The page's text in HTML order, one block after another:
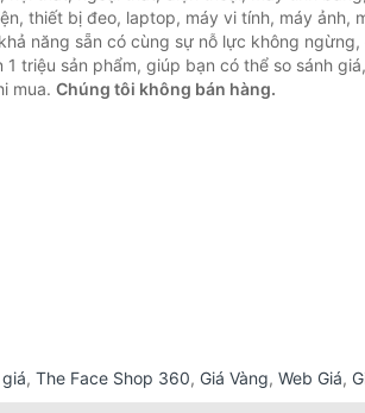
thiết bị đeo, laptop, máy vi tính, máy ảnh,
năng sẵn có cùng sự nỗ lực không ngừng,
triệu sản phẩm, giúp bạn có thể so sánh
mua. Chúng tôi không bán hàng.
, The Face Shop 360, Giá Vàng, Web Giá,